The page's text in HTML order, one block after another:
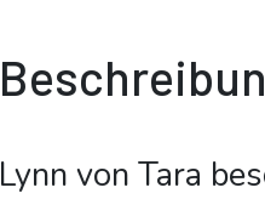
Lynn von Tara